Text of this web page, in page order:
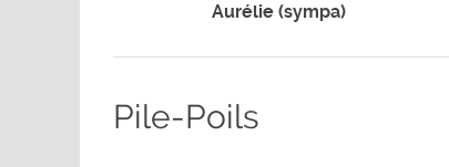
Aurélie (sympa)
Pile-Poils